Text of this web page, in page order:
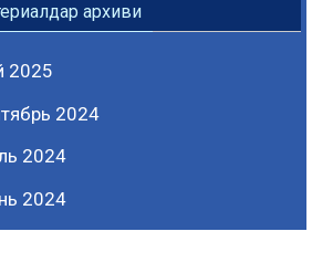
архиви
2025
2024
2024
2024